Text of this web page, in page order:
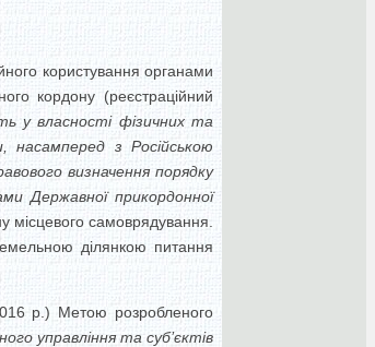
користування органами
кордону (реєстраційний
у власності фізичних та
насамперед з Російською
визначення порядку
Державної прикордонної
місцевого самоврядування.
ділянкою питання
р.) Метою розробленого
управління та суб’єктів